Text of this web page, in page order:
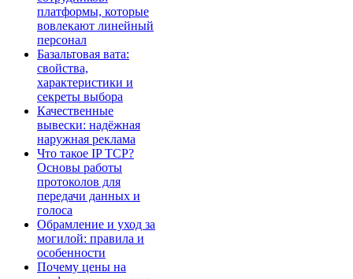
платформы, которые
вовлекают линейный
персонал
Базальтовая вата:
свойства,
характеристики и
секреты выбора
Качественные
вывески: надёжная
наружная реклама
Что такое IP TCP?
Основы работы
протоколов для
передачи данных и
голоса
Обрамление и уход за
могилой: правила и
особенности
Почему цены на